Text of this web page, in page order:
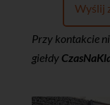
Wyślij
Przy kontakcie
giełdy